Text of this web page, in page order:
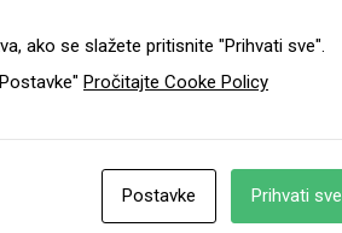
ako se slažete pritisnite "Prihvati sve".
Pročitajte Cooke Policy
Postavke Prihvati sve